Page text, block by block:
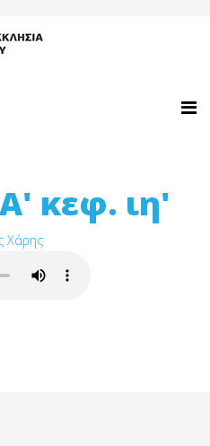
κεφ. ιη'
Χάρης